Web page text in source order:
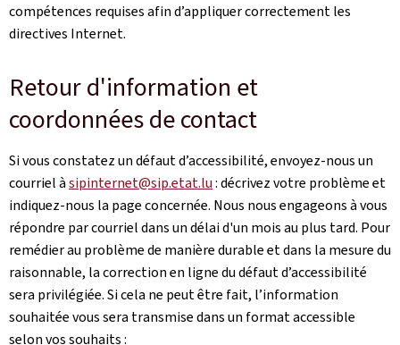
compétences requises afin d’appliquer correctement les
directives Internet.
Retour d'information et
coordonnées de contact
Si vous constatez un défaut d’accessibilité, envoyez-nous un
courriel àsipinternet@sip.etat.lu: décrivez votre problème et
indiquez-nous la page concernée. Nous nous engageons à vous
répondre par courriel dans un délai d'un mois au plus tard. Pour
remédier au problème de manière durable et dans la mesure du
raisonnable, la correction en ligne du défaut d’accessibilité
sera privilégiée. Si cela ne peut être fait, l’information
souhaitée vous sera transmise dans un format accessible
selon vos souhaits :